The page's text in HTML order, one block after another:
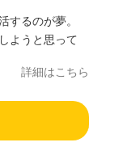
するのが夢。
ようと思って
詳細はこちら